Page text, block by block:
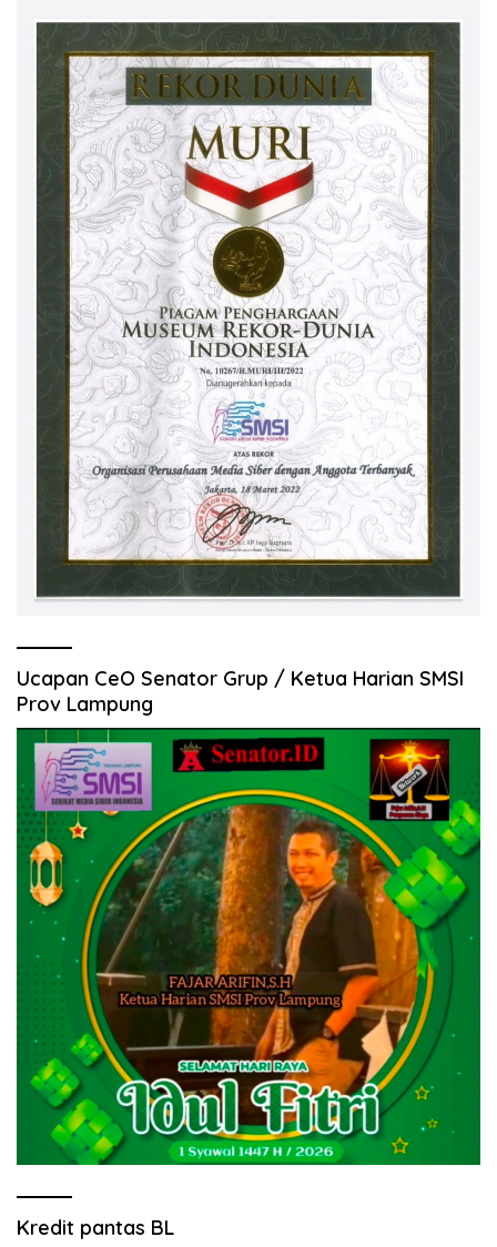
Ucapan CeO Senator Grup / Ketua Harian SMSI
Prov Lampung
Kredit pantas BL